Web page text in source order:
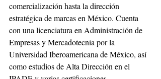
comercialización hasta la dirección
estratégica de marcas en México. Cuenta
con una licenciatura en Administración de
Empresas y Mercadotecnia por la
Universidad Iberoamericana de México, así
como estudios de Alta Dirección en el